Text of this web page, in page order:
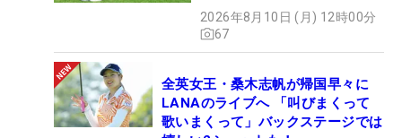
2026年8月10日 (月) 12時00分
67
全英女王・桑木志帆が帰国早々に
LANAのライブへ 「叫びまくって
歌いまくって」バックステージでは